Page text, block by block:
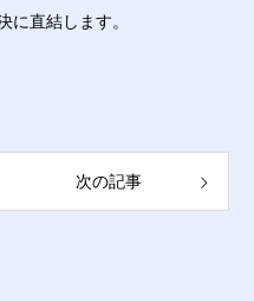
に直結します。
次の記事